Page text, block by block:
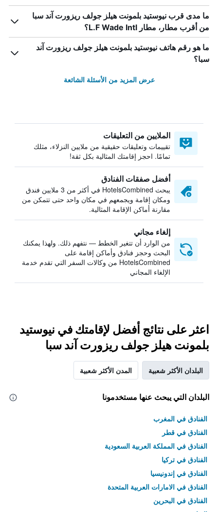
ما مدى قرب نيوستيد بلمونت هيلز جولف ريزورت آند سبا
من أقرب مطار، مطار L.F Wade Intl؟
ما هو رقم هاتف نيوستيد بلمونت هيلز جولف ريزورت آند
سبا؟
عرض المزيد من الأسئلة الشائعة
الملايين من التعليقات
تقييمات وتعليقات حقيقية من ملايين النزلاء، مثلك
تمامًا. احجز إقامتك المثالية بكل ثقة!
أفضل صفقات الفنادق
يبحث HotelsCombined في أكثر من 3 ملايين فندق
ومكان إقامة ويجمعهم في مكان واحد حتى تتمكن من
مقارنة أماكن الإقامة المثالية.
إلغاء مجاني
من الوارد أن تتغير الخطط — نتفهم ذلك. ولهذا يمكنك
البحث وحجز فنادق وأماكن إقامة على
HotelsCombined من وكالات السفر التي تقدم خدمة
الإلغاء المجاني
اعثر على نتائج أفضل لإقامتك في نيوستيد
بلمونت هيلز جولف ريزورت آند سبا
البلدان الأكثر شعبية المدن الأكثر شعبية
البلدان التي يبحث عنها مستخدمونا
الفنادق في المغرب
الفنادق في قطر
الفنادق في المملكة العربية السعودية
الفنادق في تركيا
الفنادق في إندونيسيا
الفنادق في الامارات العربية المتحدة
الفنادق في البحرين